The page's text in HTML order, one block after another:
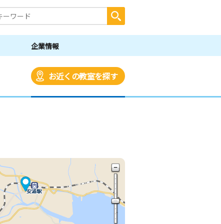
企業情報
お近くの教室を探す